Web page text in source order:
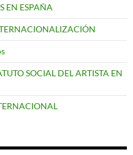
EN ESPAÑA
SOCIAL DEL ARTISTA EN